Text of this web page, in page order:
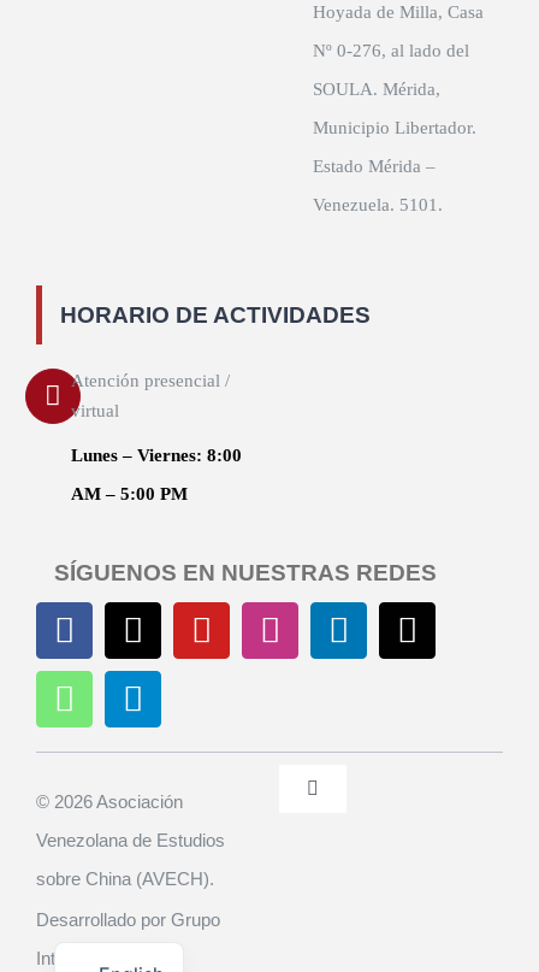
Hoyada de Milla, Casa
Nº 0-276, al lado del
SOULA. Mérida,
Municipio Libertador.
Estado Mérida –
Venezuela. 5101.
HORARIO DE ACTIVIDADES
Atención presencial /
virtual
Lunes – Viernes: 8:00
AM – 5:00 PM
SÍGUENOS EN NUESTRAS REDES
© 2026 Asociación
Venezolana de Estudios
sobre China (AVECH).
Desarrollado por Grupo
Interactivas C.A.
Toggle